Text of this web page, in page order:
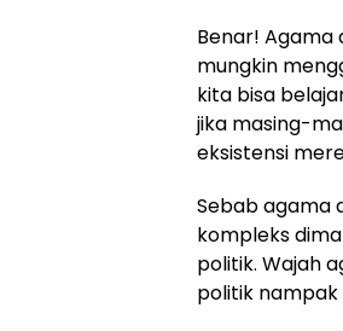
Benar! Agama
mungkin
kita bisa
jika masing-
eksistensi
Sebab agama
kompleks
politik. Wajah
politik